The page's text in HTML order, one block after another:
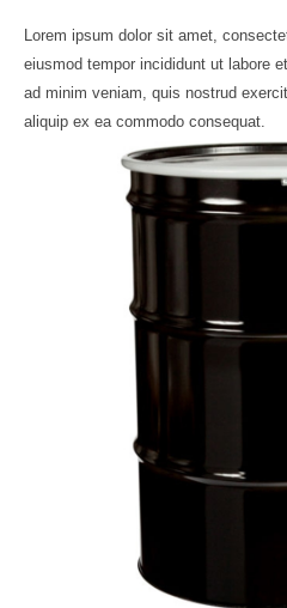
Lorem ipsum dolor sit amet,
eiusmod tempor incididunt ut labore
ad minim veniam, quis nostrud
aliquip ex ea commodo consequat.